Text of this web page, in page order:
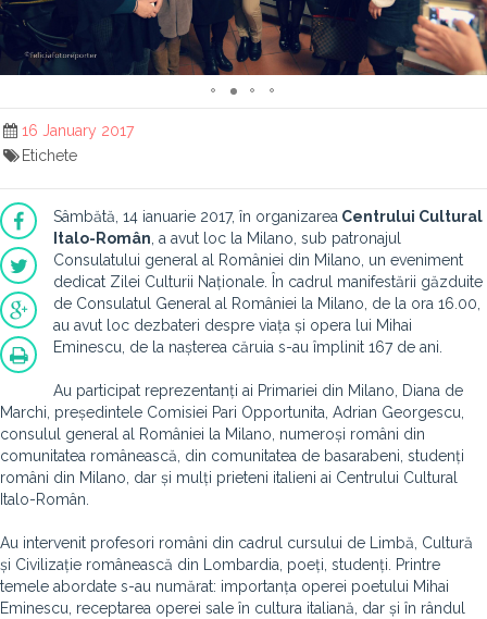
16 January 2017
Etichete
Sâmbătă, 14 ianuarie 2017, în organizarea Centrului Cultural
Italo-Român , a avut loc la Milano, sub patronajul
Consulatului general al României din Milano, un eveniment
dedicat Zilei Culturii Naționale. În cadrul manifestării găzduite
de Consulatul General al României la Milano, de la ora 16.00,
au avut loc dezbateri despre viața și opera lui Mihai
Eminescu, de la nașterea căruia s-au împlinit 167 de ani.
Au participat reprezentanți ai Primariei din Milano , Diana de
Marchi, președintele Comisiei Pari Opportunita, Adrian Georgescu,
consulul general al României la Milano, numeroși români din
comunitatea românească, din comunitatea de basarabeni, studenți
români din Milano , dar și mulți prieteni italieni ai Centrului Cultural
Italo-Român.
Au intervenit profesori români din cadrul cursului de Limbă, Cultură
și Civilizație românească din Lombardia, poeți, studenți.
Printre
temele abordate s-au numărat: importanța operei poetului Mihai
Eminescu, receptarea operei sale în cultura italiană, dar și în rândul